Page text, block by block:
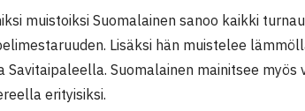
muistoiksi Suomalainen sanoo kaikki
Lisäksi hän muistelee
Suomalainen mainitsee myös
erityisiksi.